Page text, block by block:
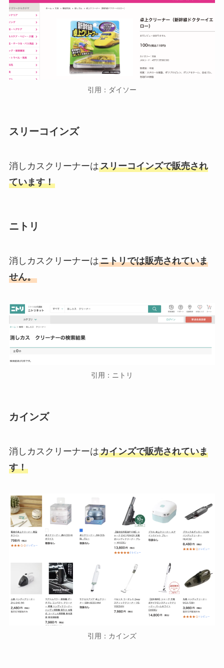
引用：ダイソー
スリーコインズ
消しカスクリーナーはスリーコインズで販売され
ています！
ニトリ
消しカスクリーナーはニトリでは販売されていま
せん。
引用：ニトリ
カインズ
消しカスクリーナーはカインズで販売されていま
す！
引用：カインズ